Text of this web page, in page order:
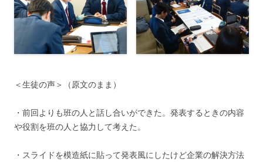
＜生徒の声＞（原文のまま）
・前回よりも班の人と話し合いができた。発表するときの内容
や役割を班の人と協力して考えた。
・スライドを模造紙に貼って発表風にしたけど企業の解決方法